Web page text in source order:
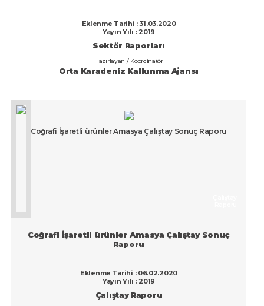
Eklenme Tarihi : 31.03.2020
Yayın Yılı : 2019
Sektör Raporları
Hazırlayan / Koordinatör
Orta Karadeniz Kalkınma Ajansı
Coğrafi İşaretli ürünler Amasya Çalıştay Sonuç Raporu
Coğrafi İşaretli ürünler Amasya Çalıştay Sonuç
Raporu
Eklenme Tarihi : 06.02.2020
Yayın Yılı : 2019
Çalıştay Raporu